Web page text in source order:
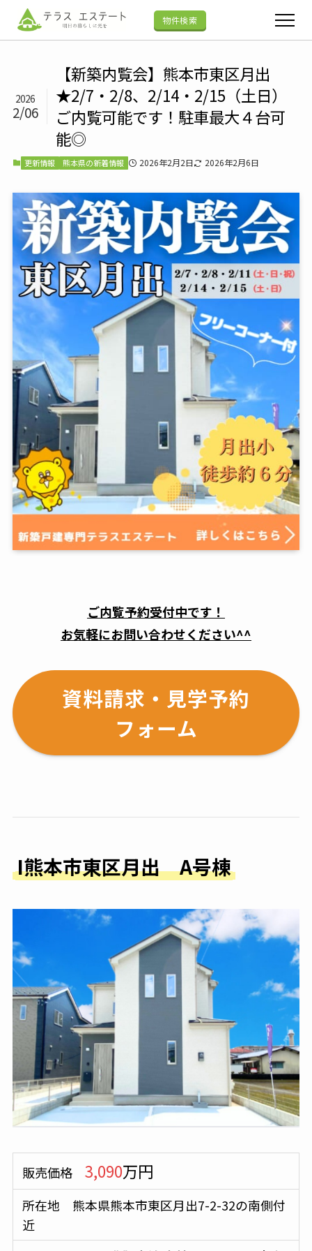
物件検索
【新築内覧会】熊本市東区月出
★2/7・2/8、2/14・2/15（土日）
ご内覧可能です！駐車最大４台可
能◎
2026
2/06
更新情報 熊本県の新着情報 2026年2月2日 2026年2月6日
ご内覧予約受付中です！
お気軽にお問い合わせください^^
資料請求・見学予約
フォーム
I熊本市東区月出 A号棟
販売価格 3,090万円
所在地 熊本県熊本市東区月出7-2-32の南側付
近